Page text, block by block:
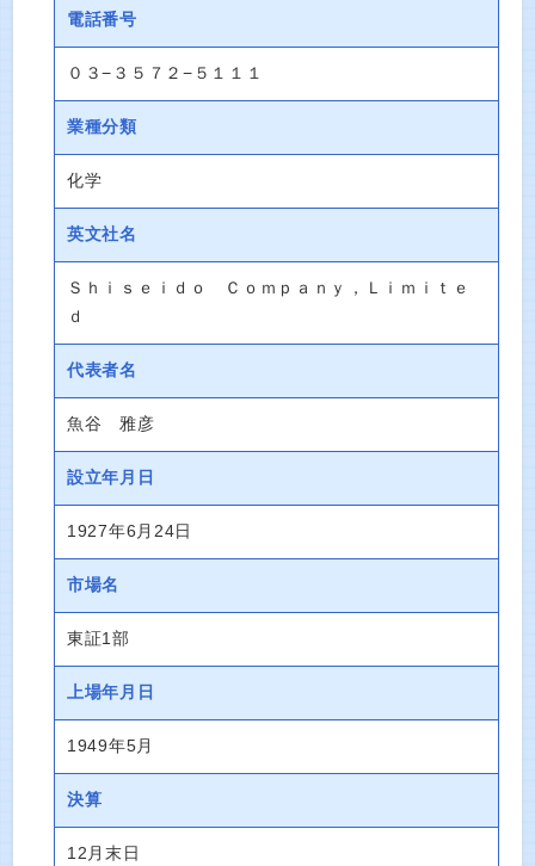
電話番号
０３−３５７２−５１１１
業種分類
化学
英文社名
Ｓｈｉｓｅｉｄｏ Ｃｏｍｐａｎｙ，Ｌｉｍｉｔｅ
ｄ
代表者名
魚谷 雅彦
設立年月日
1927年6月24日
市場名
東証1部
上場年月日
1949年5月
決算
12月末日